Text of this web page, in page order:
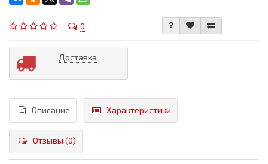
0
Доставка
Описание Характеристики
Отзывы (0)